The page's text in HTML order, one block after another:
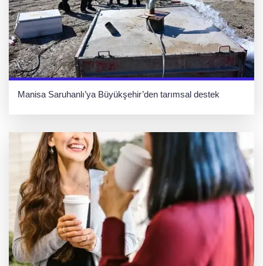
Manisa Saruhanlı’ya Büyükşehir’den tarımsal destek